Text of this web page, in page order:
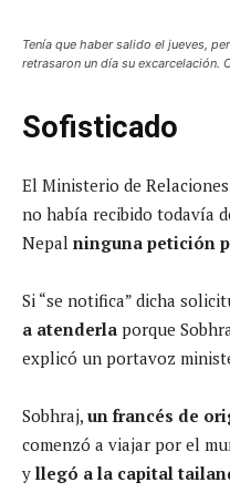
Tenía que haber salido el jueves,
retrasaron un día su excarcelación.
Sofisticado
El Ministerio de
no había recibido todavía
Nepal ninguna petición
Si “se notifica” dicha
a atenderla porque
explicó un portavoz
Sobhraj, un francés de
comenzó a viajar por el
y llegó a la capital